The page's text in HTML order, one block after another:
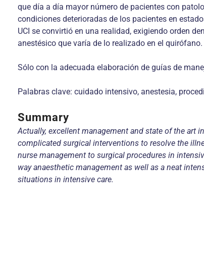
que día a día mayor número de pacientes con
condiciones deterioradas de los pacientes en
UCI se convirtió en una realidad, exigiendo orden
anestésico que varía de lo realizado en el quirófano.
Sólo con la adecuada elaboración de guías de
Palabras clave: cuidado intensivo, anestesia,
Summary
Actually, excellent management and state of the art
complicated surgical interventions to resolve the
nurse management to surgical procedures in
way anaesthetic management as well as a neat
situations in intensive care.